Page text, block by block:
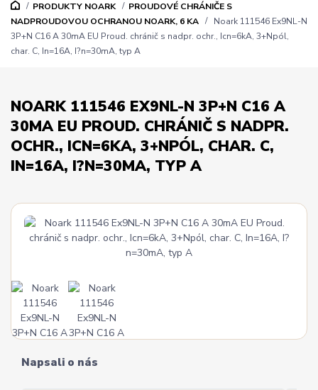
PRODUKTY NOARK
PROUDOVÉ CHRÁNIČE S
NADPROUDOVOU OCHRANOU NOARK, 6 KA
Noark 111546 Ex9NL-N
3P+N C16 A 30mA EU Proud. chránič s nadpr. ochr., Icn=6kA, 3+Npól,
char. C, In=16A, I?n=30mA, typ A
NOARK 111546 EX9NL-N 3P+N C16 A
30MA EU PROUD. CHRÁNIČ S NADPR.
OCHR., ICN=6KA, 3+NPÓL, CHAR. C,
IN=16A, I?N=30MA, TYP A
Napsali o nás